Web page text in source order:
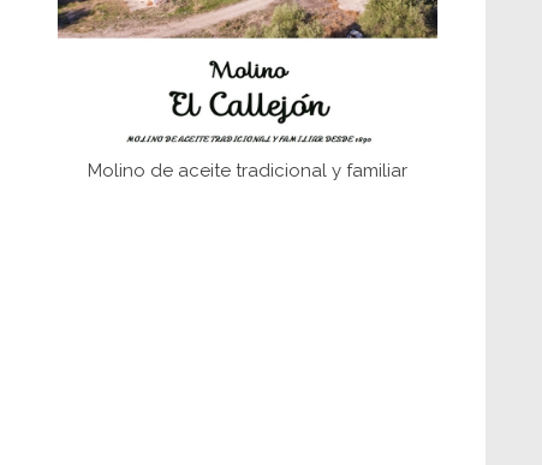
Juntar las letras. La alfabetización en el
campo: del afán de saber a la
Historia y vivencias del poblado de Los
Molino de aceite tradicional y familiar